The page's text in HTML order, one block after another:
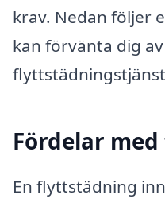
krav. Nedan följer
kan förvänta dig
Fördelar
En flyttstädning